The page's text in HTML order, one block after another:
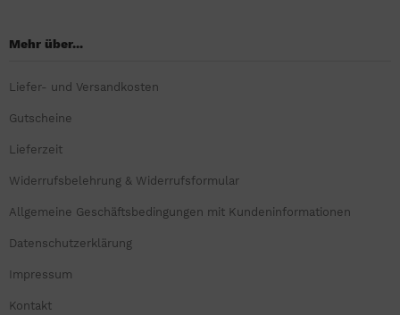
Mehr über...
Liefer- und Versandkosten
Gutscheine
Lieferzeit
Widerrufsbelehrung & Widerrufsformular
Allgemeine Geschäftsbedingungen mit Kundeninformationen
Datenschutzerklärung
Impressum
Kontakt